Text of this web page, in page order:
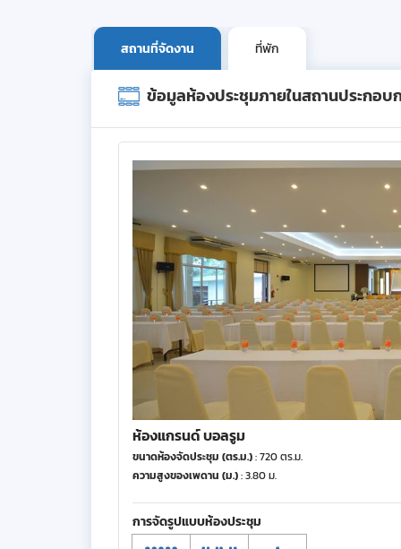
สถานที่จัดงาน ที่พัก
ข้อมูลห้องประชุมภายในสถานประกอบ
ห้องแกรนด์ บอลรูม
ขนาดห้องจัดประชุม (ตร.ม.): 720 ตร.ม.
ความสูงของเพดาน (ม.): 3.80 ม.
การจัดรูปแบบห้องประชุม